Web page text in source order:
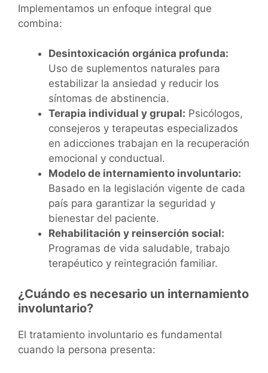
Implementamos un enfoque integral que
combina:
Desintoxicación orgánica profunda:
Uso de suplementos naturales para
estabilizar la ansiedad y reducir los
síntomas de abstinencia.
Terapia individual y grupal: Psicólogos,
consejeros y terapeutas especializados
en adicciones trabajan en la recuperación
emocional y conductual.
Modelo de internamiento involuntario:
Basado en la legislación vigente de cada
país para garantizar la seguridad y
bienestar del paciente.
Rehabilitación y reinserción social:
Programas de vida saludable, trabajo
terapéutico y reintegración familiar.
¿Cuándo es necesario un internamiento
involuntario?
El tratamiento involuntario es fundamental
cuando la persona presenta: